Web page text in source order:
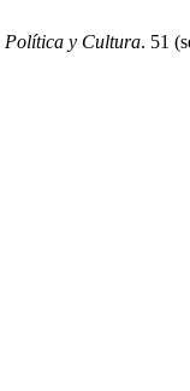
Política y Cultura. 51